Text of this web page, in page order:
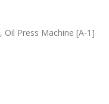
, Oil Press Machine [A-1]